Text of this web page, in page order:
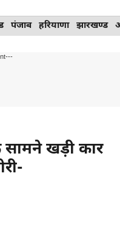
पंजाब हरियाणा झारखण्ड
सामने खड़ी कार